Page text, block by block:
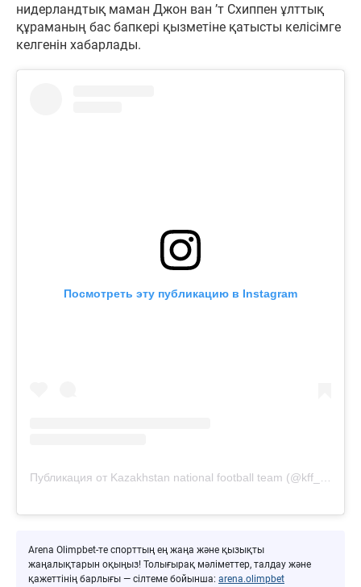
нидерландтық маман Джон ван ’т Схиппен ұлттық
құраманың бас бапкері қызметіне қатысты келісімге
келгенін хабарлады.
Посмотреть эту публикацию в Instagram
Arena Olimpbet-те спорттың ең жаңа және қызықты
жаңалықтарын оқыңыз! Толығырақ мәліметтер, талдау және
қажеттінің барлығы — сілтеме бойынша: arena.olimpbet